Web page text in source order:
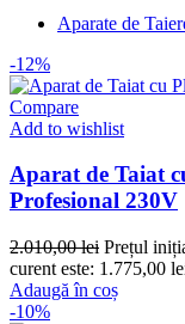
Aparate de
-12%
Compare
Add to wishlist
Aparat de Taiat
Profesional 230V
2.010,00lei Prețul
curent este: 1.775,00
Adaugă în coș
-10%